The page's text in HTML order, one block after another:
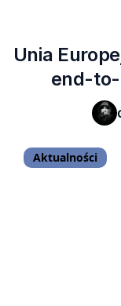
Unia
end-to-
Aktualności